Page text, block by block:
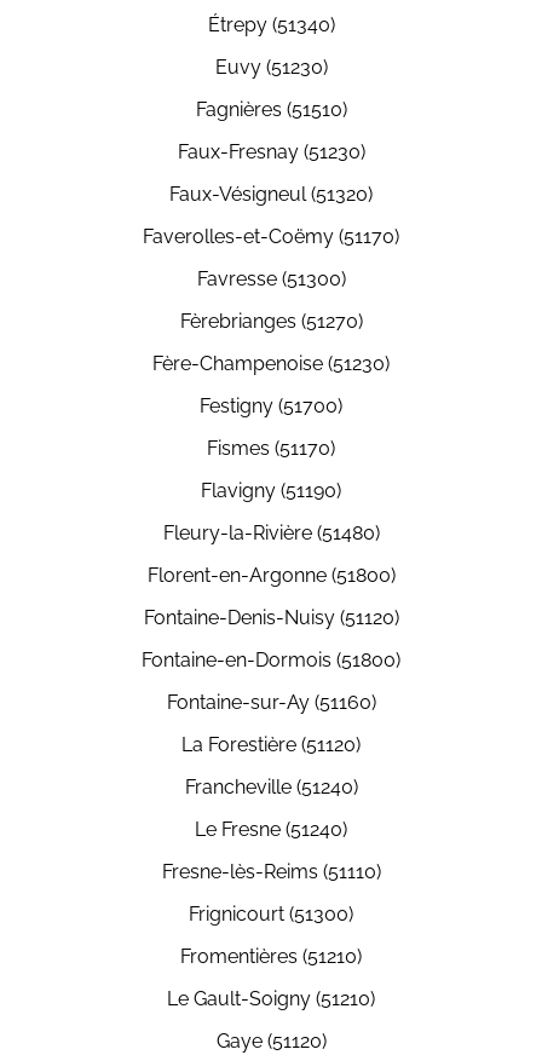
Étrepy (51340)
Euvy (51230)
Fagnières (51510)
Faux-Fresnay (51230)
Faux-Vésigneul (51320)
Faverolles-et-Coëmy (51170)
Favresse (51300)
Fèrebrianges (51270)
Fère-Champenoise (51230)
Festigny (51700)
Fismes (51170)
Flavigny (51190)
Fleury-la-Rivière (51480)
Florent-en-Argonne (51800)
Fontaine-Denis-Nuisy (51120)
Fontaine-en-Dormois (51800)
Fontaine-sur-Ay (51160)
La Forestière (51120)
Francheville (51240)
Le Fresne (51240)
Fresne-lès-Reims (51110)
Frignicourt (51300)
Fromentières (51210)
Le Gault-Soigny (51210)
Gaye (51120)